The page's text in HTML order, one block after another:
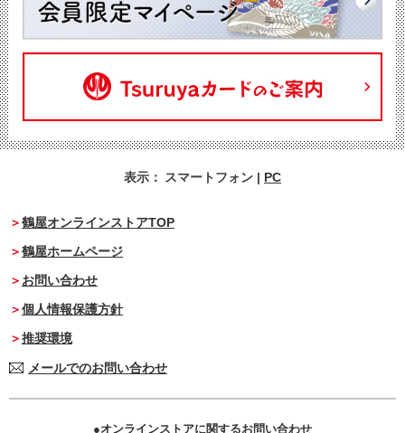
表示： スマートフォン | PC
鶴屋オンラインストアTOP
鶴屋ホームページ
お問い合わせ
個人情報保護方針
推奨環境
メールでのお問い合わせ
オンラインストアに関するお問い合わせ